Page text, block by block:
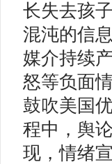
长失去孩
混沌的信
媒介持续
怒等负面
鼓吹美国
程中，舆
现，情绪